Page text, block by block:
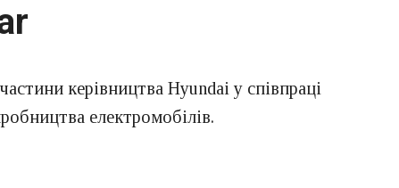
керівництва Hyundai у співпраці
електромобілів.